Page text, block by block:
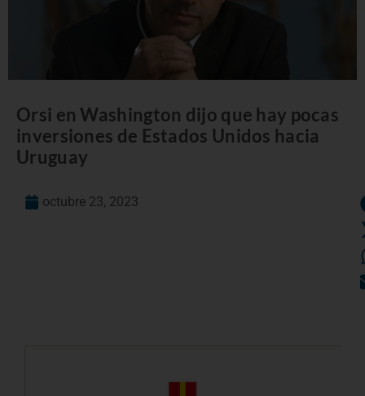
Orsi en Washington dijo que hay pocas
inversiones de Estados Unidos hacia
Uruguay
octubre 23, 2023